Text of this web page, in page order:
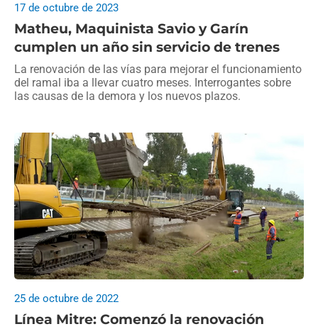
Matheu, Maquinista Savio y Garín
cumplen un año sin servicio de trenes
17 de octubre de 2023
La renovación de las vías para mejorar el funcionamiento
del ramal iba a llevar cuatro meses. Interrogantes sobre
las causas de la demora y los nuevos plazos.
Línea Mitre: Comenzó la renovación
25 de octubre de 2022